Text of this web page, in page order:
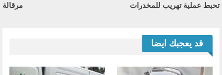
تحبط عملية تهريب للمخدرات
مرقالة
قد يعجبك ايضا